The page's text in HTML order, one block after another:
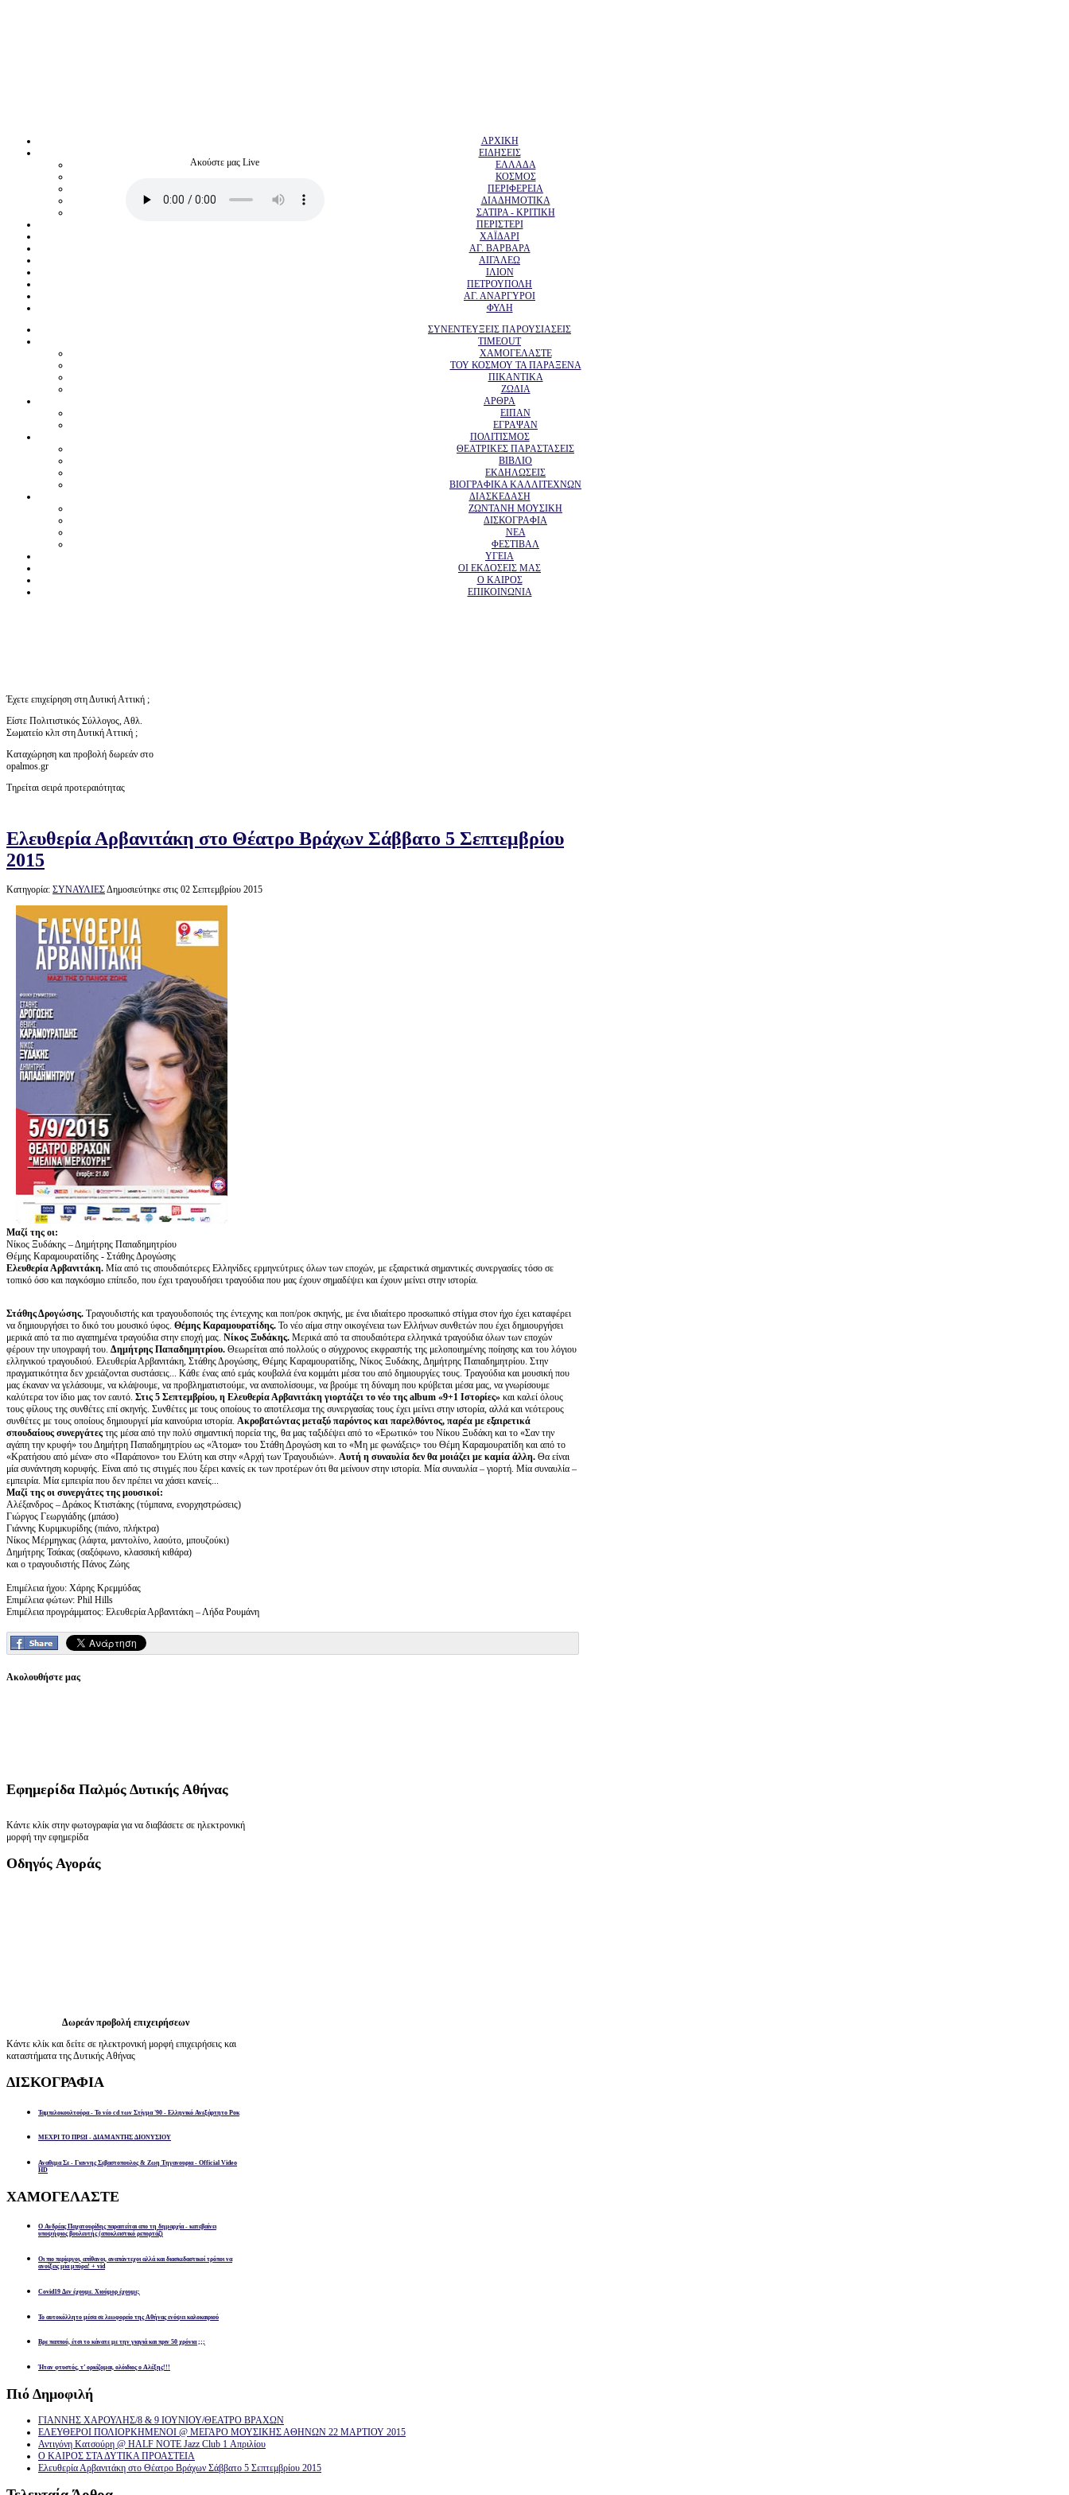
Ακούστε μας Live
ΑΡΧΙΚΗ
ΕΙΔΗΣΕΙΣ
ΕΛΛΑΔΑ
ΚΟΣΜΟΣ
ΠΕΡΙΦΕΡΕΙΑ
ΔΙΑΔΗΜΟΤΙΚΑ
ΣΑΤΙΡΑ - ΚΡΙΤΙΚΗ
ΠΕΡΙΣΤΕΡΙ
ΧΑΪΔΑΡΙ
ΑΓ. ΒΑΡΒΑΡΑ
ΑΙΓΑΛΕΩ
ΙΛΙΟΝ
ΠΕΤΡΟΥΠΟΛΗ
ΑΓ. ΑΝΑΡΓΥΡΟΙ
ΦΥΛΗ
ΣΥΝΕΝΤΕΥΞΕΙΣ ΠΑΡΟΥΣΙΑΣΕΙΣ
TIMEOUT
ΧΑΜΟΓΕΛΑΣΤΕ
ΤΟΥ ΚΟΣΜΟΥ ΤΑ ΠΑΡΑΞΕΝΑ
ΠΙΚΑΝΤΙΚΑ
ΖΩΔΙΑ
ΑΡΘΡΑ
ΕΙΠΑΝ
ΕΓΡΑΨΑΝ
ΠΟΛΙΤΙΣΜΟΣ
ΘΕΑΤΡΙΚΕΣ ΠΑΡΑΣΤΑΣΕΙΣ
ΒΙΒΛΙΟ
ΕΚΔΗΛΩΣΕΙΣ
ΒΙΟΓΡΑΦΙΚΑ ΚΑΛΛΙΤΕΧΝΩΝ
ΔΙΑΣΚΕΔΑΣΗ
ΖΩΝΤΑΝΗ ΜΟΥΣΙΚΗ
ΔΙΣΚΟΓΡΑΦΙΑ
ΝΕΑ
ΦΕΣΤΙΒΑΛ
ΥΓΕΙΑ
ΟΙ ΕΚΔΟΣΕΙΣ ΜΑΣ
Ο ΚΑΙΡΟΣ
ΕΠΙΚΟΙΝΩΝΙΑ
Έχετε επιχείρηση στη Δυτική Αττική ;
Είστε Πολιτιστικός Σύλλογος, Αθλ.
Σωματείο κλπ στη Δυτική Αττική ;
Καταχώρηση και προβολή δωρεάν στο
opalmos.gr
Τηρείται σειρά προτεραιότητας
Ελευθερία Αρβανιτάκη στο Θέατρο Βράχων Σάββατο 5 Σεπτεμβρίου
2015
Κατηγορία: ΣΥΝΑΥΛΙΕΣΔημοσιεύτηκε στις 02 Σεπτεμβρίου 2015
Μαζί της οι:
Νίκος Ξυδάκης – Δημήτρης Παπαδημητρίου
Θέμης Καραμουρατίδης - Στάθης Δρογώσης
Ελευθερία Αρβανιτάκη. Μία από τις σπουδαιότερες Ελληνίδες ερμηνεύτριες όλων των εποχών, με εξαιρετικά σημαντικές συνεργασίες τόσο σε
τοπικό όσο και παγκόσμιο επίπεδο, που έχει τραγουδήσει τραγούδια που μας έχουν σημαδέψει και έχουν μείνει στην ιστορία.
Στάθης Δρογώσης. Τραγουδιστής και τραγουδοποιός της έντεχνης και ποπ/ροκ σκηνής, με ένα ιδιαίτερο προσωπικό στίγμα στον ήχο έχει καταφέρει
να δημιουργήσει το δικό του μουσικό ύφος. Θέμης Καραμουρατίδης. Το νέο αίμα στην οικογένεια των Ελλήνων συνθετών που έχει δημιουργήσει
μερικά από τα πιο αγαπημένα τραγούδια στην εποχή μας. Νίκος Ξυδάκης. Μερικά από τα σπουδαιότερα ελληνικά τραγούδια όλων των εποχών
φέρουν την υπογραφή του. Δημήτρης Παπαδημητρίου. Θεωρείται από πολλούς ο σύγχρονος εκφραστής της μελοποιημένης ποίησης και του λόγιου
ελληνικού τραγουδιού. Ελευθερία Αρβανιτάκη, Στάθης Δρογώσης, Θέμης Καραμουρατίδης, Νίκος Ξυδάκης, Δημήτρης Παπαδημητρίου. Στην
πραγματικότητα δεν χρειάζονται συστάσεις... Κάθε ένας από εμάς κουβαλά ένα κομμάτι μέσα του από δημιουργίες τους. Τραγούδια και μουσική που
μας έκαναν να γελάσουμε, να κλάψουμε, να προβληματιστούμε, να αναπολίσουμε, να βρούμε τη δύναμη που κρύβεται μέσα μας, να γνωρίσουμε
καλύτερα τον ίδιο μας τον εαυτό. Στις 5 Σεπτεμβρίου, η Ελευθερία Αρβανιτάκη γιορτάζει το νέο της album «9+1 Ιστορίες» και καλεί όλους
τους φίλους της συνθέτες επί σκηνής. Συνθέτες με τους οποίους το αποτέλεσμα της συνεργασίας τους έχει μείνει στην ιστορία, αλλά και νεότερους
συνθέτες με τους οποίους δημιουργεί μία καινούρια ιστορία. Ακροβατώντας μεταξύ παρόντος και παρελθόντος, παρέα με εξαιρετικά
σπουδαίους συνεργάτες της μέσα από την πολύ σημαντική πορεία της, θα μας ταξιδέψει από το «Ερωτικό» του Νίκου Ξυδάκη και το «Σαν την
αγάπη την κρυφή» του Δημήτρη Παπαδημητρίου ως «Άτομα» του Στάθη Δρογώση και το «Μη με φωνάξεις» του Θέμη Καραμουρατίδη και από το
«Κρατήσου από μένα» στο «Παράπονο» του Ελύτη και στην «Αρχή των Τραγουδιών». Αυτή η συναυλία δεν θα μοιάζει με καμία άλλη. Θα είναι
μία συνάντηση κορυφής. Είναι από τις στιγμές που ξέρει κανείς εκ των προτέρων ότι θα μείνουν στην ιστορία. Μία συναυλία – γιορτή. Μία συναυλία –
εμπειρία. Μία εμπειρία που δεν πρέπει να χάσει κανείς...
Μαζί της οι συνεργάτες της μουσικοί:
Αλέξανδρος – Δράκος Κτιστάκης (τύμπανα, ενορχηστρώσεις)
Γιώργος Γεωργιάδης (μπάσο)
Γιάννης Κυριμκυρίδης (πιάνο, πλήκτρα)
Νίκος Μέρμηγκας (λάφτα, μαντολίνο, λαούτο, μπουζούκι)
Δημήτρης Τσάκας (σαξόφωνο, κλασσική κιθάρα)
και ο τραγουδιστής Πάνος Ζώης
Επιμέλεια ήχου: Χάρης Κρεμμύδας
Επιμέλεια φώτων: Phil Hills
Επιμέλεια προγράμματος: Ελευθερία Αρβανιτάκη – Λήδα Ρουμάνη
Ακολουθήστε μας
Εφημερίδα Παλμός Δυτικής Αθήνας
Κάντε κλίκ στην φωτογραφία για να διαβάσετε σε ηλεκτρονική
μορφή την εφημερίδα
Οδηγός Αγοράς
Δωρεάν προβολή επιχειρήσεων
Κάντε κλίκ και δείτε σε ηλεκτρονική μορφή επιχειρήσεις και
καταστήματα της Δυτικής Αθήνας
ΔΙΣΚΟΓΡΑΦΙΑ
Ταμπελοκουλτούρα - Το νέο cd των Στίγμα '90 - Ελληνικό Ανεξάρτητο Ροκ
ΜΕΧΡΙ ΤΟ ΠΡΩΙ - ΔΙΑΜΑΝΤΗΣ ΔΙΟΝΥΣΙΟΥ
Αναθεμα Σε - Γιαννης Σεβαστοπουλος & Ζωη Τηγανουρια - Official Video
HD
ΧΑΜΟΓΕΛΑΣΤΕ
Ο Ανδρέας Παχατουρίδης παραιτείται απο τη δημαρχία - κατεβαίνει
υποψήφιος βουλευτής (αποκλειστικό ρεπορτάζ)
Οι πιο περίεργοι, απίθανοι, αναπάντεχοι αλλά και διασκεδαστικοί τρόποι να
ανοίξεις μία μπύρα! + vid
Covid19 Δεν έχουμε. Χιούμορ έχουμε;
Το αυτοκόλλητο μέσα σε λεωφορείο της Αθήνας ενόψει καλοκαιριού
Βρε παππού, έτσι το κάνατε με την γιαγιά και πριν 50 χρόνια ;;;
Ήταν φτυστός, τ’ ορκίζομαι, ολόιδιος ο Αλέξης!!!
Πιό Δημοφιλή
ΓΙΑΝΝΗΣ ΧΑΡΟΥΛΗΣ/8 & 9 ΙΟΥΝΙΟΥ/ΘΕΑΤΡΟ ΒΡΑΧΩΝ
ΕΛΕΥΘΕΡΟΙ ΠΟΛΙΟΡΚΗΜΕΝΟΙ @ ΜΕΓΑΡΟ ΜΟΥΣΙΚΗΣ ΑΘΗΝΩΝ 22 ΜΑΡΤΙΟΥ 2015
Αντιγόνη Κατσούρη @ HALF NOTE Jazz Club 1 Απριλίου
Ο ΚΑΙΡΟΣ ΣΤΑ ΔΥΤΙΚΑ ΠΡΟΑΣΤΕΙΑ
Ελευθερία Αρβανιτάκη στο Θέατρο Βράχων Σάββατο 5 Σεπτεμβρίου 2015